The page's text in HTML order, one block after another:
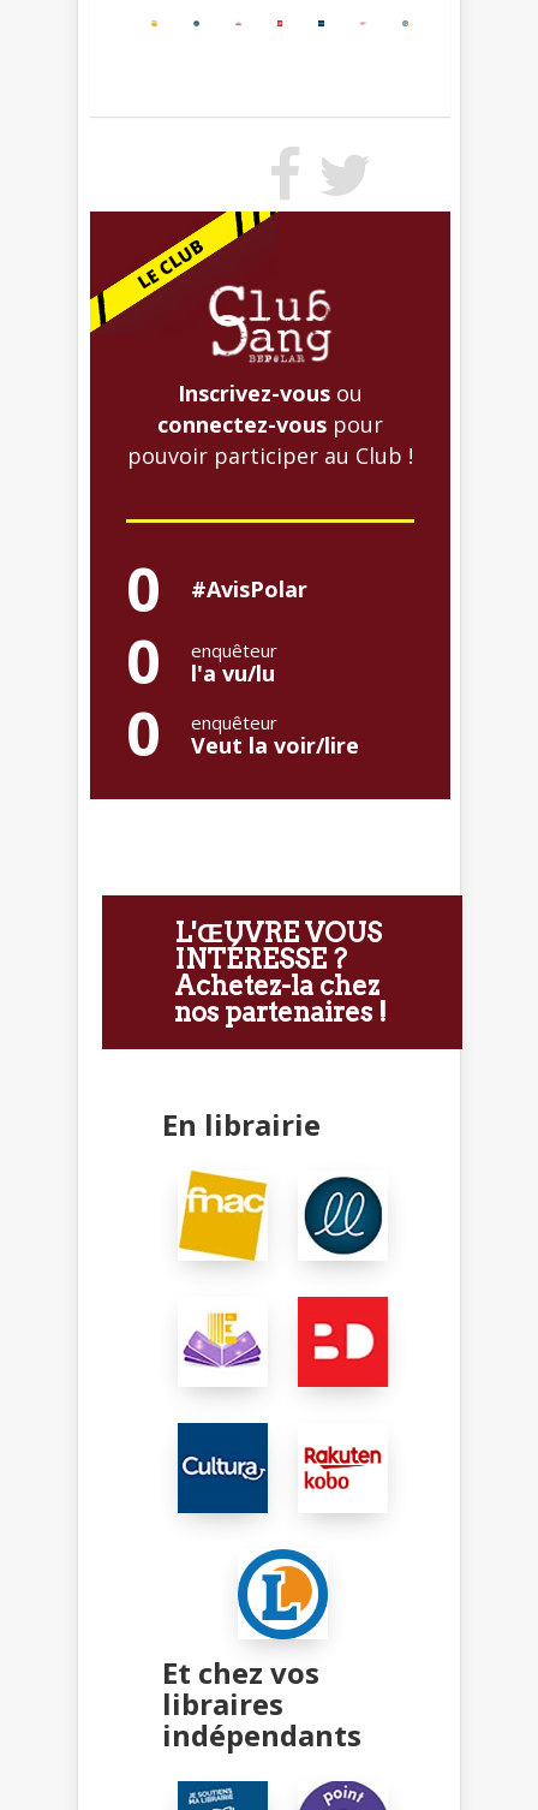
Inscrivez-vous ou
connectez-vous pour
pouvoir participer au Club !
0 #AvisPolar
0 enquêteur
l'a vu/lu
0 enquêteur
Veut la voir/lire
L'ŒUVRE VOUS
INTÉRESSE ?
Achetez-la chez
nos partenaires !
En librairie
Et chez vos
libraires
indépendants